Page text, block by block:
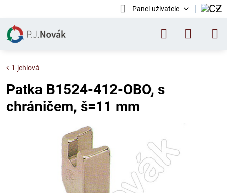
Panel uživatele
1-jehlová
Patka B1524-412-OBO, s
chráničem, š=11 mm